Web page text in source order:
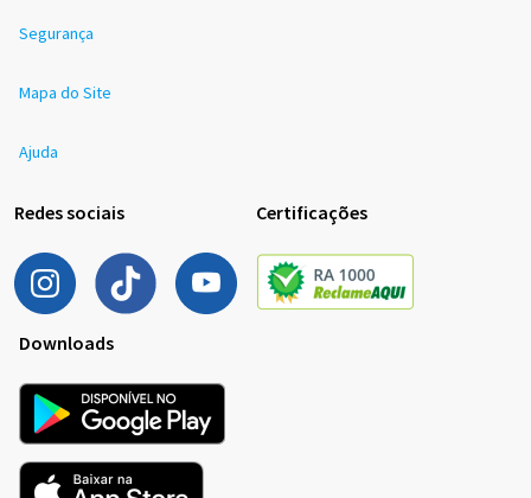
Segurança
Mapa do Site
Ajuda
Redes sociais Certificações
Downloads